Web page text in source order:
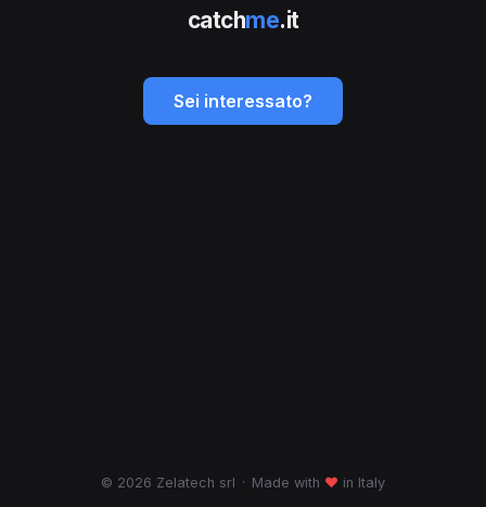
catchme.it
Sei interessato?
© 2026 Zelatech srl · Made with ♥ in Italy